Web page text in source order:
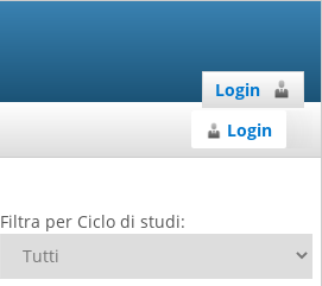
Login
Login
Filtra per Ciclo di studi: